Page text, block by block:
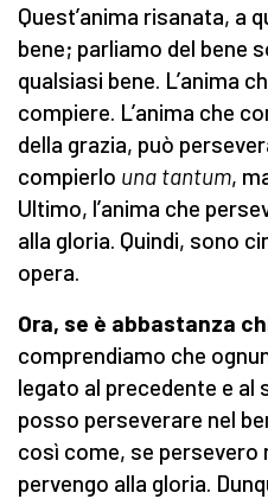
Quest’anima risanata, a
bene; parliamo del bene
qualsiasi bene. L’anima
compiere. L’anima che
della grazia, può
compierlo una tantum,
Ultimo, l’anima che
alla gloria. Quindi, sono
opera.
Ora, se è abbastanza
comprendiamo che
legato al precedente e al
posso perseverare nel
così come, se persevero
pervengo alla gloria.